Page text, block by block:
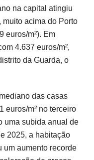
na capital atingiu
muito acima do Porto
euros/m²). Em
4.637 euros/m²,
da Guarda, o
das casas
euros/m² no terceiro
uma subida anual de
2025, a habitação
um aumento recorde